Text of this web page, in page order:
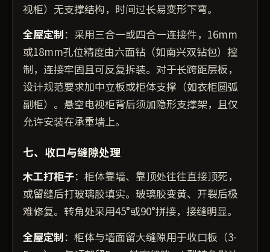
视柜）无支撑结构，时间过长易变形下弯。
全屋定制：采用三合一或四合一连接件，16mm
或18mm孔位精度由六面钻（如南兴双钻包）控
制，连接牢固且可反复拆装。对于长跨距层板，
设计规范要求加中立板或柜体支撑（如衣柜圆弧
副柜）。悬空电视柜背后须加隐形支撑架，且仅
允许安装在承重墙上。
七、收口与缝隙处理
木工打柜子：柜体靠墙、靠顶处往往直接顶死，
或留缝后打玻璃胶填实。玻璃胶变黄、开裂后极
难修复。转角处采用45°或90°拼接，接缝明显。
全屋定制：柜体与墙面留大缝隙用于收口板（3-